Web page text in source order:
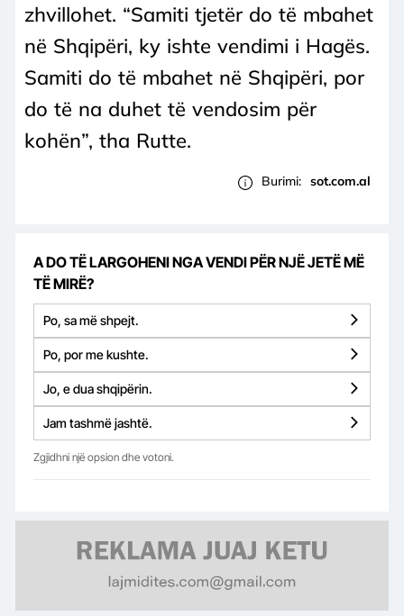
zhvillohet. “Samiti tjetër do të mbahet
në Shqipëri, ky ishte vendimi i Hagës.
Samiti do të mbahet në Shqipëri, por
do të na duhet të vendosim për
kohën”, tha Rutte.
Burimi: sot.com.al
A DO TË LARGOHENI NGA VENDI PËR NJË JETË MË
TË MIRË?
Po, sa më shpejt.
Po, por me kushte.
Jo, e dua shqipërin.
Jam tashmë jashtë.
Zgjidhni një opsion dhe votoni.